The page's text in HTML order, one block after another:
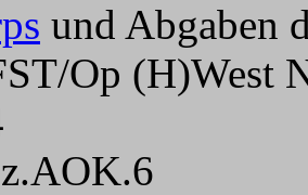
und Abgaben
Op (H)West